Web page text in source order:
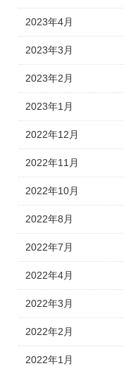
2023年4月
2023年3月
2023年2月
2023年1月
2022年12月
2022年11月
2022年10月
2022年8月
2022年7月
2022年4月
2022年3月
2022年2月
2022年1月